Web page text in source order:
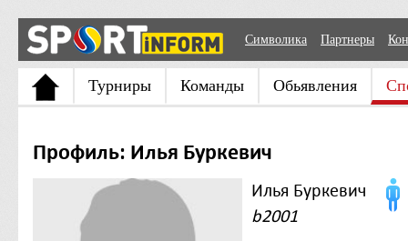
Символика Партнеры
Турниры Команды Обьявления
Профиль: Илья Буркевич
Илья Буркевич
b2001